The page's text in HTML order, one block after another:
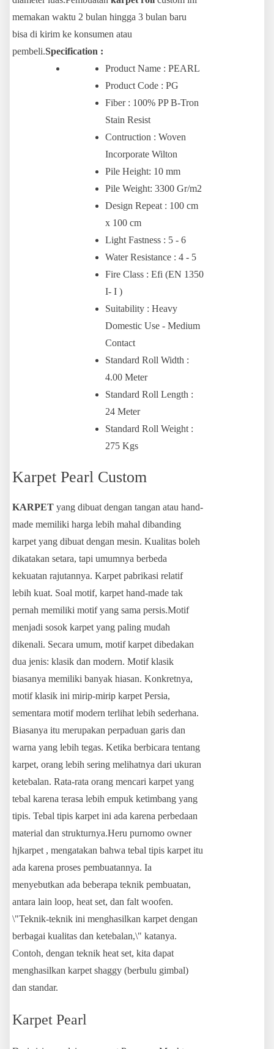
memakan waktu 2 bulan hingga 3 bulan baru
bisa di kirim ke konsumen atau
pembeli.Specification :
Product Name : PEARL
Product Code : PG
Fiber : 100% PP B-Tron
Stain Resist
Contruction : Woven
Incorporate Wilton
Pile Height: 10 mm
Pile Weight: 3300 Gr/m2
Design Repeat : 100 cm
x 100 cm
Light Fastness : 5 - 6
Water Resistance : 4 - 5
Fire Class : Efi (EN 1350
I- I )
Suitability : Heavy
Domestic Use - Medium
Contact
Standard Roll Width :
4.00 Meter
Standard Roll Length :
24 Meter
Standard Roll Weight :
275 Kgs
Karpet Pearl Custom
KARPET yang dibuat dengan tangan atau hand-
made memiliki harga lebih mahal dibanding
karpet yang dibuat dengan mesin. Kualitas boleh
dikatakan setara, tapi umumnya berbeda
kekuatan rajutannya. Karpet pabrikasi relatif
lebih kuat. Soal motif, karpet hand-made tak
pernah memiliki motif yang sama persis.Motif
menjadi sosok karpet yang paling mudah
dikenali. Secara umum, motif karpet dibedakan
dua jenis: klasik dan modern. Motif klasik
biasanya memiliki banyak hiasan. Konkretnya,
motif klasik ini mirip-mirip karpet Persia,
sementara motif modern terlihat lebih sederhana.
Biasanya itu merupakan perpaduan garis dan
warna yang lebih tegas. Ketika berbicara tentang
karpet, orang lebih sering melihatnya dari ukuran
ketebalan. Rata-rata orang mencari karpet yang
tebal karena terasa lebih empuk ketimbang yang
tipis. Tebal tipis karpet ini ada karena perbedaan
material dan strukturnya.Heru purnomo owner
hjkarpet , mengatakan bahwa tebal tipis karpet itu
ada karena proses pembuatannya. Ia
menyebutkan ada beberapa teknik pembuatan,
antara lain loop, heat set, dan falt woofen.
\"Teknik-teknik ini menghasilkan karpet dengan
berbagai kualitas dan ketebalan,\" katanya.
Contoh, dengan teknik heat set, kita dapat
menghasilkan karpet shaggy (berbulu gimbal)
dan standar.
Karpet Pearl